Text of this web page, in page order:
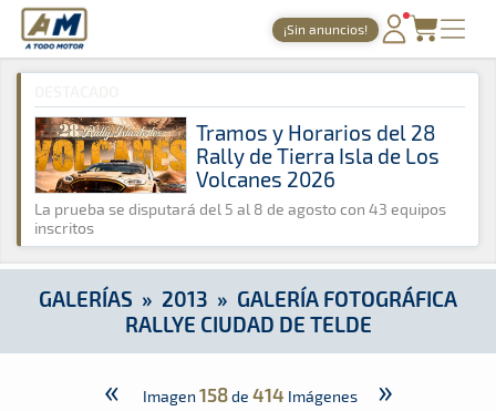
A Todo Motor · Revista del motor desde 1999
¡Sin anuncios!
PORTADA
TIEMPOS ONLINE
NOTICIAS
AGENDA
GALERÍAS
TIENDA
ARCHIVO
A Todo Motor » Galerías » 2013 » Galería Fotográfica Rallye
Tramos y Horarios del 28
Rally de Tierra Isla de Los
Volcanes 2026
La prueba se disputará del 5 al 8 de agosto con 43 equipos
inscritos
GALERÍAS » 2013 » GALERÍA FOTOGRÁFICA
RALLYE CIUDAD DE TELDE
« Imagen 158de 414 Imágenes »